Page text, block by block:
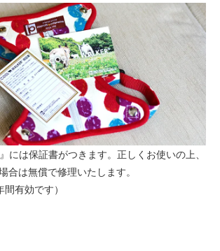
には保証書がつきます。正しくお使いの上、
合は無償で修理いたします。
間有効です）